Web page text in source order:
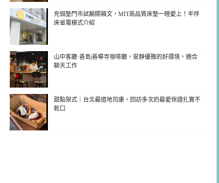
充個墊門市試躺開箱文，MIT高品質床墊一睡愛上！半伴
床省電模式介紹
山中客廳·善島|善導寺咖啡廳，安靜優雅的好環境，適合
聊天工作
甜點架式｜台北最道地司康，回訪多次的最愛保證扎實不
乾口